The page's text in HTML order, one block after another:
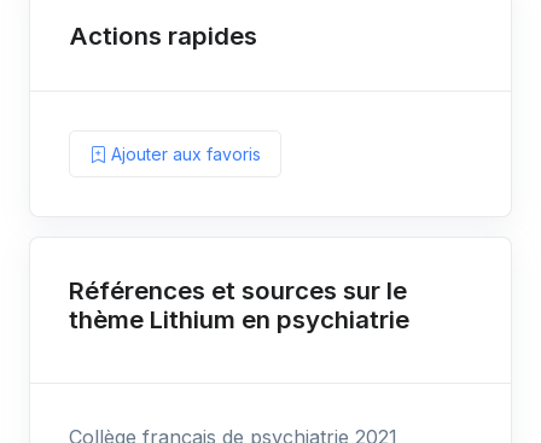
Actions rapides
Ajouter aux favoris
Références et sources sur le
thème Lithium en psychiatrie
Collège français de psychiatrie 2021